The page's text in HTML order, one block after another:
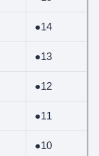
●14
●13
●12
●11
●10